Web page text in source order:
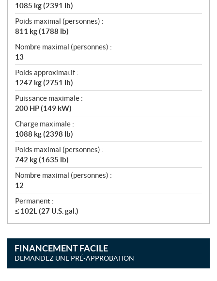
1085 kg (2391 lb)
Poids maximal (personnes) :
811 kg (1788 lb)
Nombre maximal (personnes) :
13
Poids approximatif :
1247 kg (2751 lb)
Puissance maximale :
200 HP (149 kW)
Charge maximale :
1088 kg (2398 lb)
Poids maximal (personnes) :
742 kg (1635 lb)
Nombre maximal (personnes) :
12
Permanent :
≤ 102L (27 U.S. gal.)
FINANCEMENT FACILE
DEMANDEZ UNE PRÉ-APPROBATION